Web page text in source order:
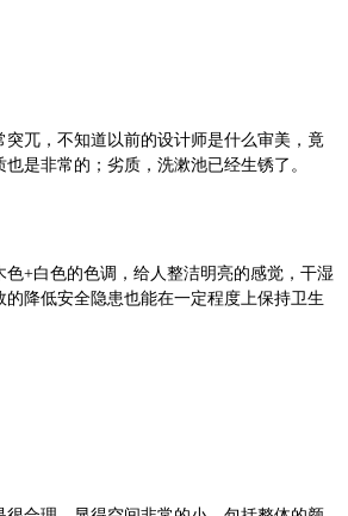
突兀，不知道以前的设计师是什么审美，竟
是非常的；劣质，洗漱池已经生锈了。
色+白色的色调，给人整洁明亮的感觉，干湿
降低安全隐患也能在一定程度上保持卫生